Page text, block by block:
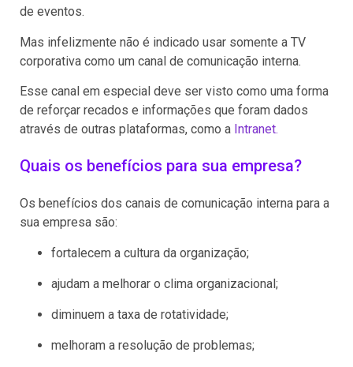
de eventos.
Mas infelizmente não é indicado usar somente a TV
corporativa como um canal de comunicação interna.
Esse canal em especial deve ser visto como uma forma
de reforçar recados e informações que foram dados
através de outras plataformas, como a Intranet.
Quais os benefícios para sua empresa?
Os benefícios dos canais de comunicação interna para a
sua empresa são:
fortalecem a cultura da organização;
ajudam a melhorar o clima organizacional;
diminuem a taxa de rotatividade;
melhoram a resolução de problemas;